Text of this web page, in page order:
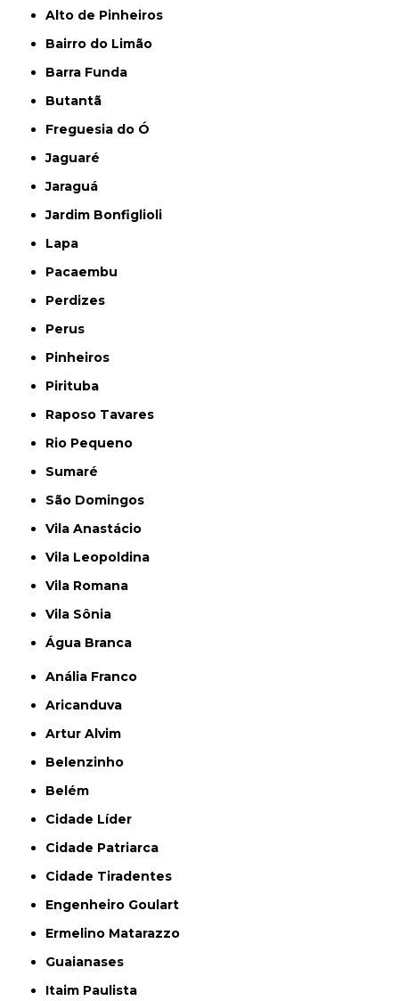
Alto de Pinheiros
Bairro do Limão
Barra Funda
Butantã
Freguesia do Ó
Jaguaré
Jaraguá
Jardim Bonfiglioli
Lapa
Pacaembu
Perdizes
Perus
Pinheiros
Pirituba
Raposo Tavares
Rio Pequeno
Sumaré
São Domingos
Vila Anastácio
Vila Leopoldina
Vila Romana
Vila Sônia
Água Branca
Anália Franco
Aricanduva
Artur Alvim
Belenzinho
Belém
Cidade Líder
Cidade Patriarca
Cidade Tiradentes
Engenheiro Goulart
Ermelino Matarazzo
Guaianases
Itaim Paulista